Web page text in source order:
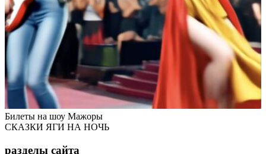
Билеты на шоу Мажоры
СКАЗКИ ЯГИ НА НОЧЬ
разделы сайта